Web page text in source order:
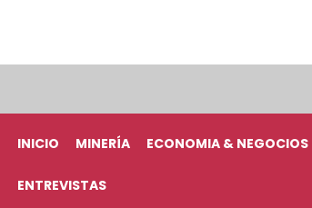
INICIO MINERÍA ECONOMIA & NEGOCIOS
ENTREVISTAS